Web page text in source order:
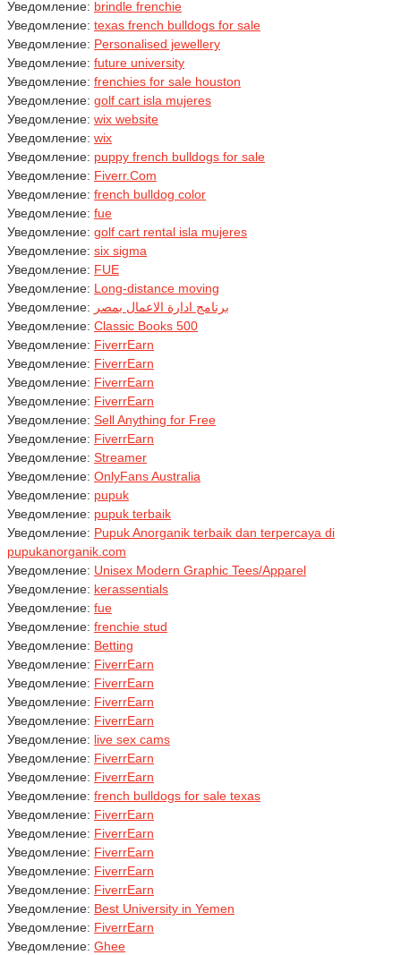
Уведомление: brindle frenchie
Уведомление: texas french bulldogs for sale
Уведомление: Personalised jewellery
Уведомление: future university
Уведомление: frenchies for sale houston
Уведомление: golf cart isla mujeres
Уведомление: wix website
Уведомление: wix
Уведомление: puppy french bulldogs for sale
Уведомление: Fiverr.Com
Уведомление: french bulldog color
Уведомление: fue
Уведомление: golf cart rental isla mujeres
Уведомление: six sigma
Уведомление: FUE
Уведомление: Long-distance moving
Уведомление: برنامج ادارة الاعمال بمصر
Уведомление: Classic Books 500
Уведомление: FiverrEarn
Уведомление: FiverrEarn
Уведомление: FiverrEarn
Уведомление: FiverrEarn
Уведомление: Sell Anything for Free
Уведомление: FiverrEarn
Уведомление: Streamer
Уведомление: OnlyFans Australia
Уведомление: pupuk
Уведомление: pupuk terbaik
Уведомление: Pupuk Anorganik terbaik dan terpercaya di
pupukanorganik.com
Уведомление: Unisex Modern Graphic Tees/Apparel
Уведомление: kerassentials
Уведомление: fue
Уведомление: frenchie stud
Уведомление: Betting
Уведомление: FiverrEarn
Уведомление: FiverrEarn
Уведомление: FiverrEarn
Уведомление: FiverrEarn
Уведомление: live sex cams
Уведомление: FiverrEarn
Уведомление: FiverrEarn
Уведомление: french bulldogs for sale texas
Уведомление: FiverrEarn
Уведомление: FiverrEarn
Уведомление: FiverrEarn
Уведомление: FiverrEarn
Уведомление: FiverrEarn
Уведомление: Best University in Yemen
Уведомление: FiverrEarn
Уведомление: Ghee